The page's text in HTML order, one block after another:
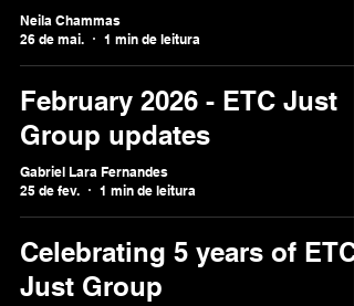
Neila Chammas
26 de mai.
1 min de leitura
February 2026 - ETC Just
Group updates
Gabriel Lara Fernandes
25 de fev.
1 min de leitura
Celebrating 5 years of ETC
Just Group